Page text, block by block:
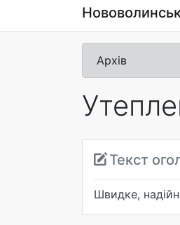
Архів
Текст
Швидке,